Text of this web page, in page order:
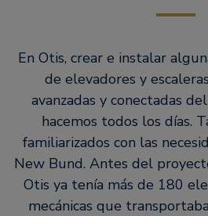
En Otis, crear e instalar
de elevadores y
avanzadas y conectadas
hacemos todos los días.
familiarizados con las
New Bund. Antes del
Otis ya tenía más de 180
mecánicas que